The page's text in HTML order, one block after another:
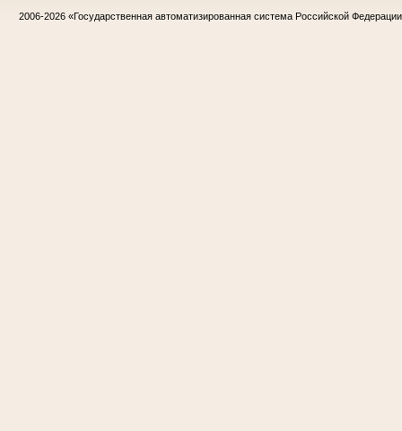
2006-2026 «Государственная автоматизированная система Российской